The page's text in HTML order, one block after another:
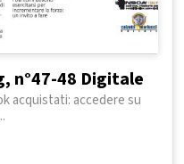
n°47-48 Digitale
acquistati: accedere su